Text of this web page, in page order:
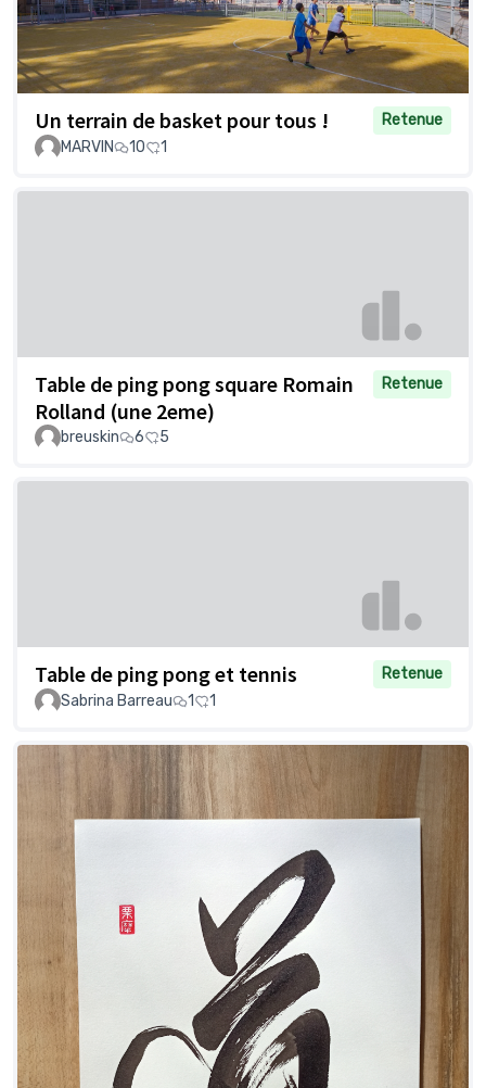
Un terrain de basket pour tous !
Retenue
MARVIN
10 1
Table de ping pong square Romain
Rolland (une 2eme)
Retenue
breuskin 6 5
Table de ping pong et tennis
Retenue
Sabrina Barreau
1 1